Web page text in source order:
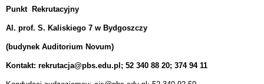
Punkt Rekrutacyjny
Al. prof. S. Kaliskiego 7 w Bydgoszczy
(budynek Auditorium Novum)
Kontakt: rekrutacja@pbs.edu.pl; 52 340 88 20; 374 94 11